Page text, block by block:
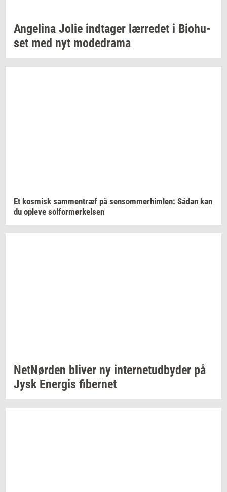
An­ge­li­na Jolie ind­ta­ger lær­re­det i Bio­hu­
set med nyt mo­de­d­ra­ma
Et kos­misk sam­men­træf på sen­som­mer­him­len: Sådan kan
du op­le­ve sol­for­mør­kel­sen
Net­Nør­den bli­ver ny in­ter­ne­tud­by­der på
Jysk Ener­gis fi­ber­net